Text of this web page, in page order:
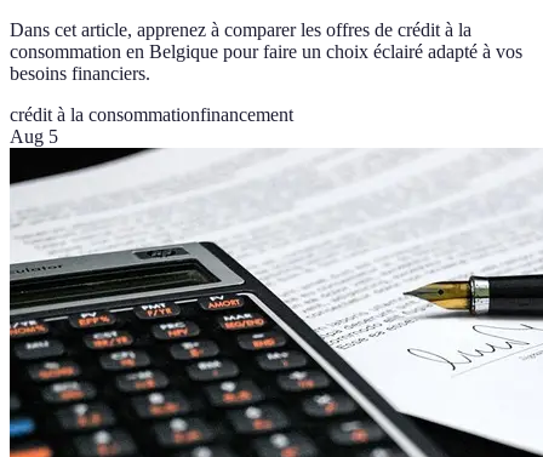
Dans cet article, apprenez à comparer les offres de crédit à la
consommation en Belgique pour faire un choix éclairé adapté à vos
besoins financiers.
crédit à la consommationfinancement
Aug 5